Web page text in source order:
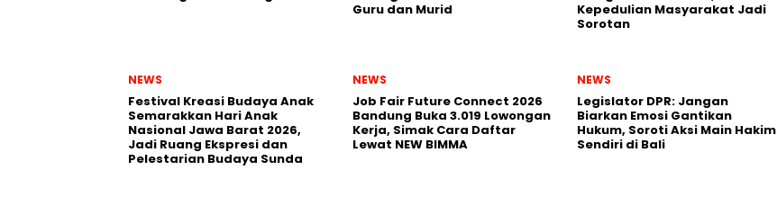
Guru dan Murid
Kepedulian Masyarakat Jadi
Sorotan
NEWS
Festival Kreasi Budaya Anak
Semarakkan Hari Anak
Nasional Jawa Barat 2026,
Jadi Ruang Ekspresi dan
Pelestarian Budaya Sunda
NEWS
Job Fair Future Connect 2026
Bandung Buka 3.019 Lowongan
Kerja, Simak Cara Daftar
Lewat NEW BIMMA
NEWS
Legislator DPR: Jangan
Biarkan Emosi Gantikan
Hukum, Soroti Aksi Main Hakim
Sendiri di Bali